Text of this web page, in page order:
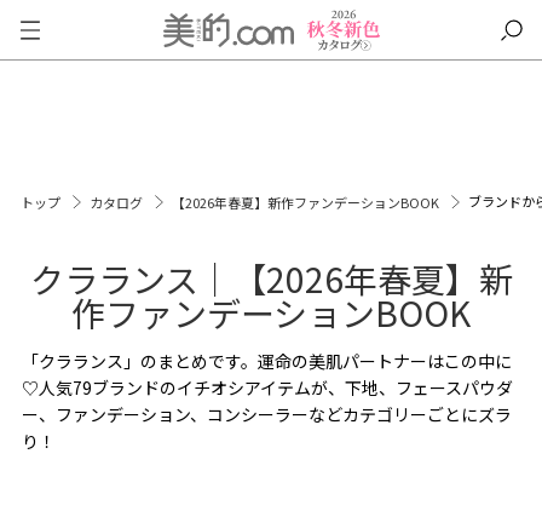
トップ カタログ 【2026年春夏】新作ファンデーションBOOK ブランドか
クラランス｜【2026年春夏】新
作ファンデーションBOOK
「クラランス」のまとめです。運命の美肌パートナーはこの中に
♡人気79ブランドのイチオシアイテムが、下地、フェースパウダ
ー、ファンデーション、コンシーラーなどカテゴリーごとにズラ
り！